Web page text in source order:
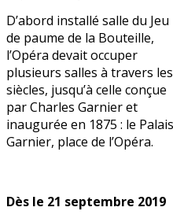
D’abord installé salle du Jeu
de paume de la Bouteille,
l’Opéra devait occuper
plusieurs salles à travers les
siècles, jusqu’à celle conçue
par Charles Garnier et
inaugurée en 1875 : le Palais
Garnier, place de l’Opéra.
Dès le 21 septembre 2019